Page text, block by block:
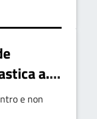
a.s.
e non